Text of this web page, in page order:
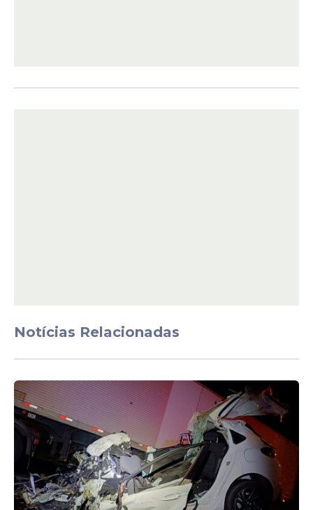
No vídeo que circula nas redes sociais, é
possível ver o desespero da mulher e as
ameaças do agressor, o qual, mesmo
Notícias Relacionadas